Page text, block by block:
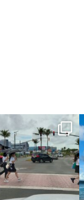
dahawaii
12月 4